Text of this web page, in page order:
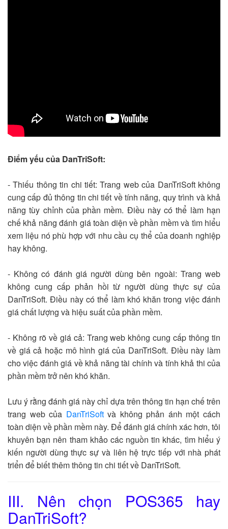
Điểm yếu của DanTriSoft:
- Thiếu thông tin chi tiết: Trang web của DanTriSoft không
cung cấp đủ thông tin chi tiết về tính năng, quy trình và khả
năng tùy chỉnh của phần mềm. Điều này có thể làm hạn
chế khả năng đánh giá toàn diện về phần mềm và tìm hiểu
xem liệu nó phù hợp với nhu cầu cụ thể của doanh nghiệp
hay không.
- Không có đánh giá người dùng bên ngoài: Trang web
không cung cấp phản hồi từ người dùng thực sự của
DanTriSoft. Điều này có thể làm khó khăn trong việc đánh
giá chất lượng và hiệu suất của phần mềm.
- Không rõ về giá cả: Trang web không cung cấp thông tin
về giá cả hoặc mô hình giá của DanTriSoft. Điều này làm
cho việc đánh giá về khả năng tài chính và tính khả thi của
phần mềm trở nên khó khăn.
Lưu ý rằng đánh giá này chỉ dựa trên thông tin hạn chế trên
trang web của DanTriSoftvà không phản ánh một cách
toàn diện về phần mềm này. Để đánh giá chính xác hơn, tôi
khuyên bạn nên tham khảo các nguồn tin khác, tìm hiểu ý
kiến người dùng thực sự và liên hệ trực tiếp với nhà phát
triển để biết thêm thông tin chi tiết về DanTriSoft.
III. Nên chọn POS365 hay
DanTriSoft?